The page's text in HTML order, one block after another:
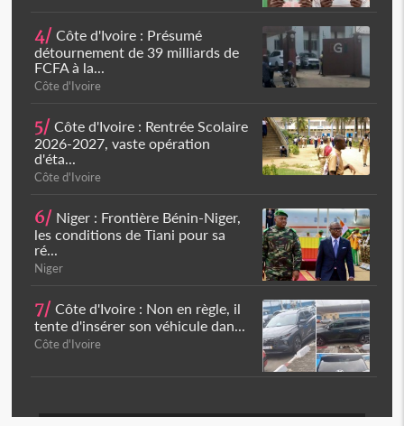
4/ Côte d'Ivoire : Présumé
détournement de 39 milliards de
FCFA à la...
Côte d'Ivoire
5/ Côte d'Ivoire : Rentrée Scolaire
2026-2027, vaste opération
d'éta...
Côte d'Ivoire
6/ Niger : Frontière Bénin-Niger,
les conditions de Tiani pour sa
ré...
Niger
7/ Côte d'Ivoire : Non en règle, il
tente d'insérer son véhicule dan...
Côte d'Ivoire